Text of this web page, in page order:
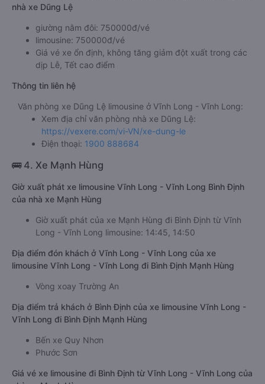
nhà xe Dũng Lệ
giường nằm đôi: 750000đ/vé
limousine: 750000đ/vé
Giá vé xe ổn định, không tăng giảm đột xuất trong các
dịp Lễ, Tết cao điểm
Thông tin liên hệ
Văn phòng xe Dũng Lệ limousine ở Vĩnh Long - Vĩnh Long:
Xem địa chỉ văn phòng nhà xe Dũng Lệ:
https://vexere.com/vi-VN/xe-dung-le
Điện thoại: 1900 888684
🚌 4. Xe Mạnh Hùng
Giờ xuất phát xe limousine Vĩnh Long - Vĩnh Long Bình Định
của nhà xe Mạnh Hùng
Giờ xuất phát của xe Mạnh Hùng đi Bình Định từ Vĩnh
Long - Vĩnh Long limousine: 14:45, 14:50
Địa điểm đón khách ở Vĩnh Long - Vĩnh Long của xe
limousine Vĩnh Long - Vĩnh Long đi Bình Định Mạnh Hùng
Vòng xoay Trường An
Địa điểm trả khách ở Bình Định của xe limousine Vĩnh Long -
Vĩnh Long đi Bình Định Mạnh Hùng
Bến xe Quy Nhơn
Phước Sơn
Giá vé xe limousine đi Bình Định từ Vĩnh Long - Vĩnh Long của